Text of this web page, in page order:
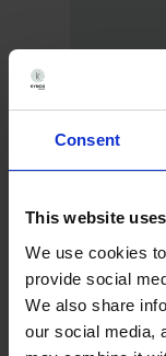
Consent
This website
We use cookies
provide social
We also share
our social media,